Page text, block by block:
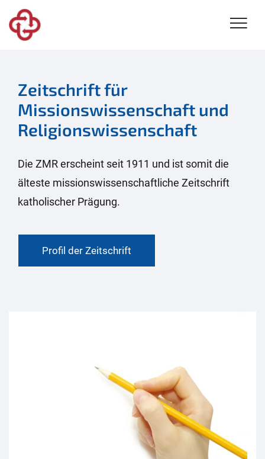
Zeitschrift für
Missionswissenschaft und
Religionswissenschaft
Die ZMR erscheint seit 1911 und ist somit die
älteste missionswissenschaftliche Zeitschrift
katholischer Prägung.
Profil der Zeitschrift